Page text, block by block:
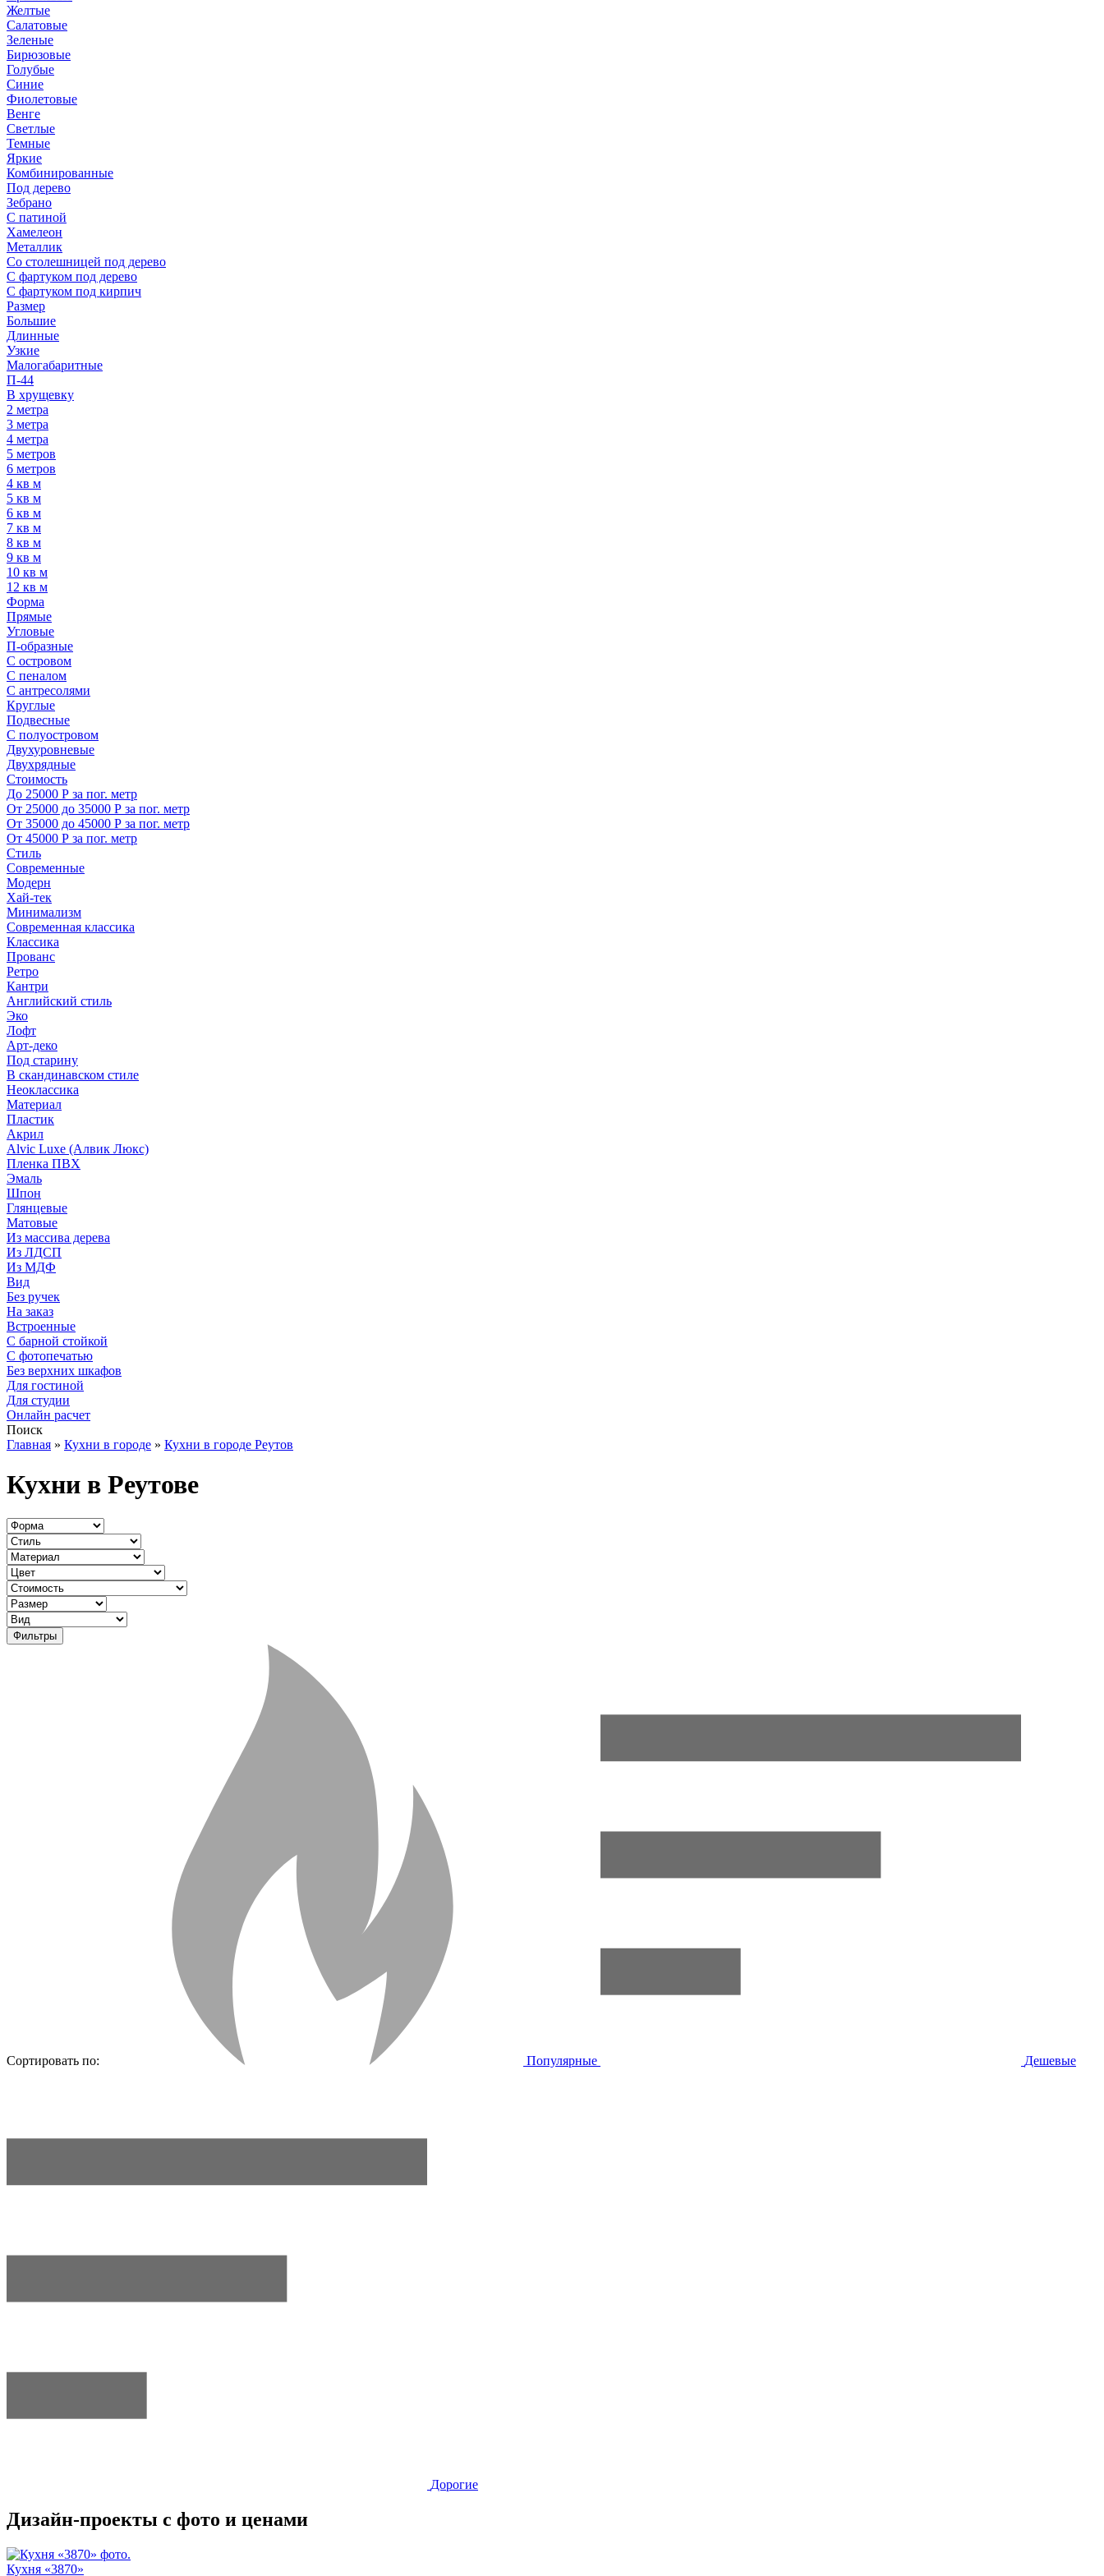
Желтые
Салатовые
Зеленые
Бирюзовые
Голубые
Синие
Фиолетовые
Венге
Светлые
Темные
Яркие
Комбинированные
Под дерево
Зебрано
С патиной
Хамелеон
Металлик
Со столешницей под дерево
С фартуком под дерево
С фартуком под кирпич
Размер
Большие
Длинные
Узкие
Малогабаритные
П-44
В хрущевку
2 метра
3 метра
4 метра
5 метров
6 метров
4 кв м
5 кв м
6 кв м
7 кв м
8 кв м
9 кв м
10 кв м
12 кв м
Форма
Прямые
Угловые
П-образные
С островом
С пеналом
С антресолями
Круглые
Подвесные
С полуостровом
Двухуровневые
Двухрядные
Стоимость
До 25000 Р за пог. метр
От 25000 до 35000 Р за пог. метр
От 35000 до 45000 Р за пог. метр
От 45000 Р за пог. метр
Стиль
Современные
Модерн
Хай-тек
Минимализм
Современная классика
Классика
Прованс
Ретро
Кантри
Английский стиль
Эко
Лофт
Арт-деко
Под старину
В скандинавском стиле
Неоклассика
Материал
Пластик
Акрил
Alvic Luxe (Алвик Люкс)
Пленка ПВХ
Эмаль
Шпон
Глянцевые
Матовые
Из массива дерева
Из ЛДСП
Из МДФ
Вид
Без ручек
На заказ
Встроенные
С барной стойкой
С фотопечатью
Без верхних шкафов
Для гостиной
Для студии
Онлайн расчет
Поиск
Главная » Кухни в городе » Кухни в городе Реутов
Кухни в Реутове
Фильтры
Сортировать по: Популярные Дешевые
Дорогие
Дизайн-проекты с фото и ценами
Кухня «3870»